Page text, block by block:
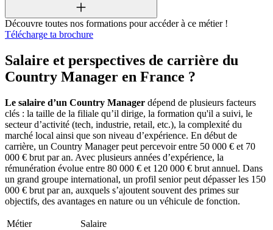
Découvre toutes nos formations pour accéder à ce métier !
Télécharge ta brochure
Salaire et perspectives de carrière du
Country Manager en France ?
Le salaire d’un Country Manager dépend de plusieurs facteurs
clés : la taille de la filiale qu’il dirige, la formation qu'il a suivi, le
secteur d’activité (tech, industrie, retail, etc.), la complexité du
marché local ainsi que son niveau d’expérience. En début de
carrière, un Country Manager peut percevoir entre 50 000 € et 70
000 € brut par an. Avec plusieurs années d’expérience, la
rémunération évolue entre 80 000 € et 120 000 € brut annuel. Dans
un grand groupe international, un profil senior peut dépasser les 150
000 € brut par an, auxquels s’ajoutent souvent des primes sur
objectifs, des avantages en nature ou un véhicule de fonction.
Métier
Salaire